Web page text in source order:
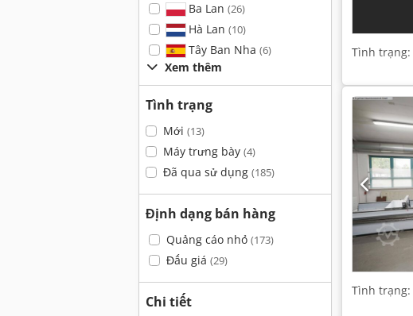
Ba Lan (26)
Hà Lan (10)
Tây Ban Nha (6)
Xem thêm
Tình trạng
Mới (13)
Máy trưng bày (4)
Đã qua sử dụng (185)
Định dạng bán hàng
Quảng cáo nhỏ (173)
Đấu giá (29)
Chi tiết
Tình trạng:
Tình trạng: